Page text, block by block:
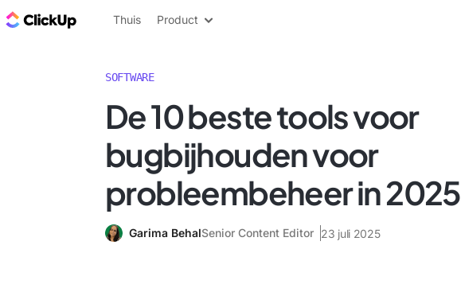
ClickUp Blog
Thuis Product
SOFTWARE
De 10 beste tools voor
bugbijhouden voor
probleembeheer in 2025
Garima BehalSenior Content Editor 23 juli 2025